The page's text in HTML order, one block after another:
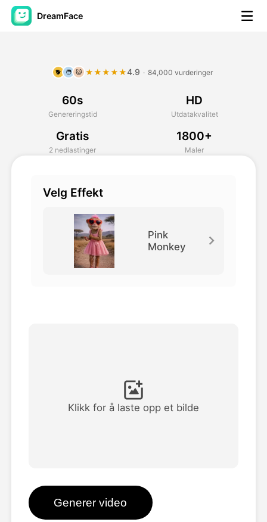
DreamFace
Avatar Video
AI Video
Se alle maler
Blogg
🐕 🧑 🐱 ★★★★★4.9 · 84,000 vurderinger
60s
Genereringstid
HD
Utdatakvalitet
Gratis
2 nedlastinger
1800+
Maler
Velg Effekt
Pink
Monkey
Klikk for å laste opp et bilde
Generer video